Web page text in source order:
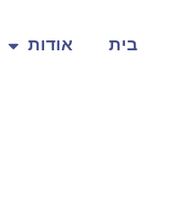
בית אודות